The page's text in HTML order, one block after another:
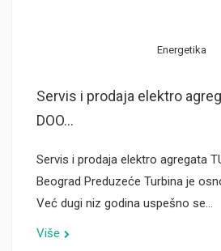
Energetika
Servis i prodaja elektro
DOO...
Servis i prodaja elektro agregata
Beograd Preduzeće Turbina je
Već dugi niz godina uspešno se…
Više